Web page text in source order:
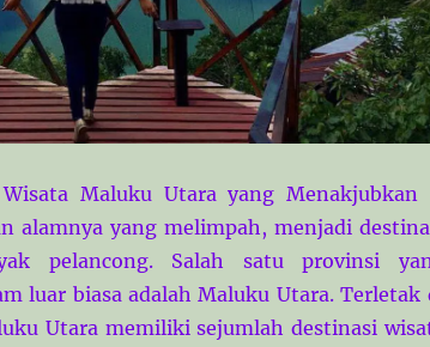
Maluku Utara yang Menakjubkan
alamnya yang melimpah, menjadi
pelancong. Salah satu provinsi
luar biasa adalah Maluku Utara. Terletak
Utara memiliki sejumlah destinasi